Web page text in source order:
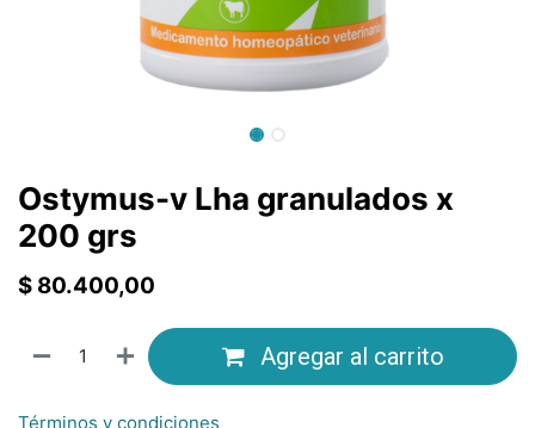
Ostymus-v Lha granulados x
200 grs
$ 80.400,00
Agregar al carrito
Términos y condiciones